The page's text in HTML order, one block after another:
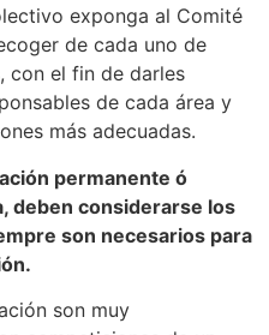
exponga al Comité
de cada uno de
con el fin de darles
de cada área y
más adecuadas.
permanente ó
deben considerarse los
son necesarios para
son muy